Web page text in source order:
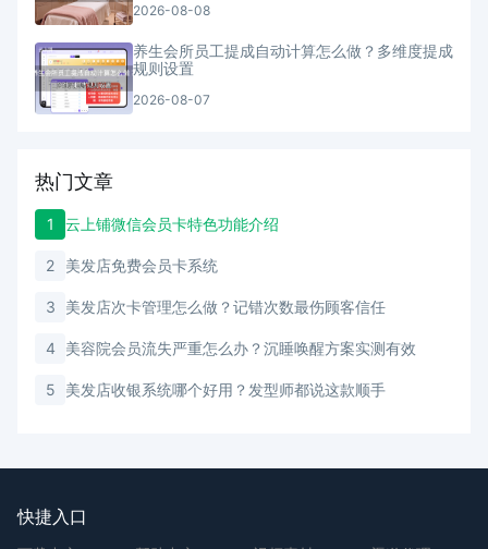
2026-08-08
养生会所员工提成自动计算怎么做？多维度提成
规则设置
2026-08-07
热门文章
1 云上铺微信会员卡特色功能介绍
2 美发店免费会员卡系统
3 美发店次卡管理怎么做？记错次数最伤顾客信任
4 美容院会员流失严重怎么办？沉睡唤醒方案实测有效
5 美发店收银系统哪个好用？发型师都说这款顺手
快捷入口